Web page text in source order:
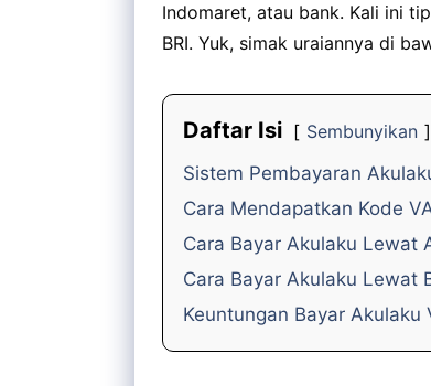
Indomaret, atau bank. Kali ini
BRI. Yuk, simak uraiannya di
Daftar Isi
Sembunyikan
Sistem Pembayaran
Cara Mendapatkan Kode
Cara Bayar Akulaku Lewat
Cara Bayar Akulaku Lewat
Keuntungan Bayar Akulaku